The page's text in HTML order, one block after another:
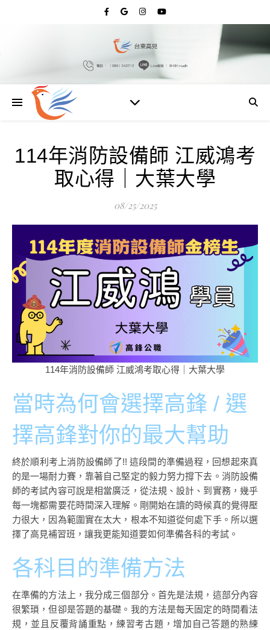
114年消防設備師 江威鴻考
取心得｜大葉大學
08/25/2025
114年消防設備師 江威鴻考取心得｜大葉大學
當時為何會選擇高鋒 / 選
擇高鋒對你的最大幫助
終於順利考上消防設備師了!! 這段間的準備過程，回想起來真
的是一場耐力賽，靠著自己堅定的毅力努力撐下去。消防設備
師的考試內容可說是相當廣泛，從法規、設計、到實務，幾乎
每一塊都需要花時間深入理解。剛開始在讀的時候真的覺得壓
力很大，因為範圍實在太大，根本不知道從何處下手。所以選
擇了高見補習班，讓我更能知道要如何準備各科的考試。
各科目的準備方法
在準備的方法上，我分成三個部分。首先是法規，這部分內容
很繁瑣，但卻是答題的基礎。我的方法是每天固定的時間看法
規，並且反覆背誦重點，練習考古題，增加自己答題的熟練